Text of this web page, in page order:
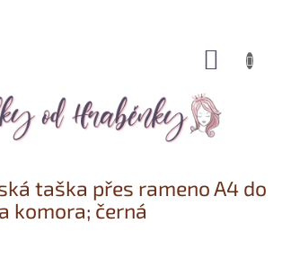
taška přes rameno A4 do
komora; černá